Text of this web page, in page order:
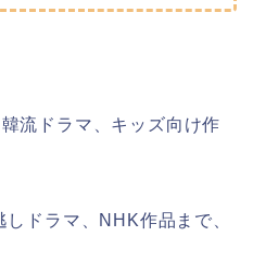
流ドラマ、キッズ向け作
ドラマ、NHK作品まで、